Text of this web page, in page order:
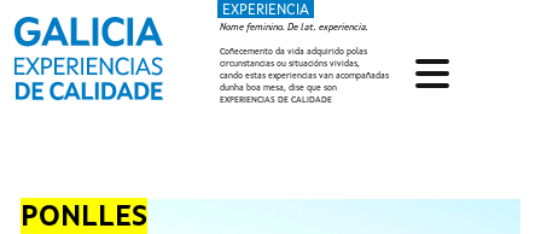
Ir o contido principal
EXPERIENCIA
Nome feminino. De lat. experiencia.
Coñecemento da vida adquirido polas
circunstancias ou situacións vividas,
cando estas experiencias van acompañadas
dunha boa mesa, dise que son
EXPERIENCIAS DE CALIDADE
PONLLES